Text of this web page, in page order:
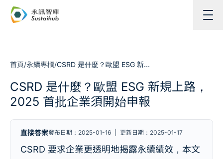
跳至主內容
首頁/永續專欄/ CSRD 是什麼？歐盟 ESG 新規上路，2025 首批企業須開始申報
CSRD 是什麼？歐盟 ESG 新規上路，
2025 首批企業須開始申報
直接答案發布日期：2025-01-16 更新日期：2025-01-17
CSRD 要求企業更透明地揭露永續績效，本文